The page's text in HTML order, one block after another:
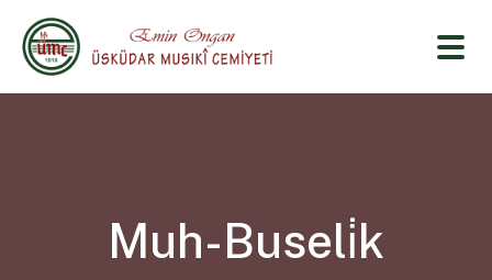
Muh-Buseli̇k